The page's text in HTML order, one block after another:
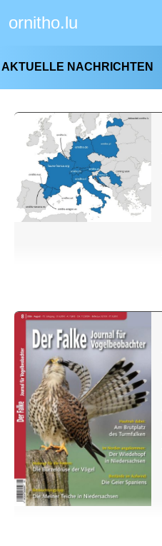
ornitho.lu
AKTUELLE NACHRICHTEN